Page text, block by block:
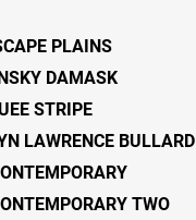
PLAINS
DAMASK
STRIPE
LAWRENCE BULLARD
TWO